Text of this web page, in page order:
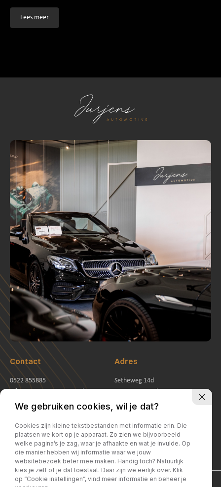
Lees meer
Contact
0522 855885
info@jurjensautomotive.nl
Adres
Setheweg 14d
7942LB Meppel
Openingstijden
Ma - vr:
09:00 -17:30
Za:
09:30 -16:00
Zo:
Gesloten
We gebruiken cookies, wil je dat?
Cookies zijn kleine tekstbestanden met informatie erin. Die
plaatsen we kort op je apparaat. Zo zien we bijvoorbeeld
welke pagina’s je zag, waar je afhaakte en wat je invulde. Op
die manier hebben wij informatie waar we jouw
websitebezoek beter mee maken. Handig toch? Natuurlijk
kies je zelf of je dat toestaat. Daar zijn we eerlijk over. Klik
op “Cookie instellingen”, vind meer informatie en beheer je